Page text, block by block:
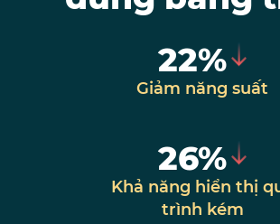
22%
Giảm năng suất
26%
Khả năng hiển thị
trình kém